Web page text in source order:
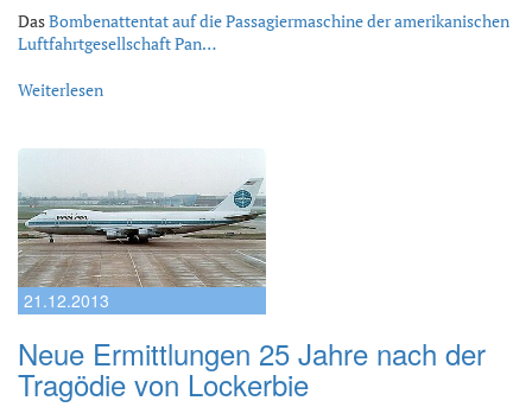
DasBombenattentat auf die Passagiermaschine der amerikanischen
Luftfahrtgesellschaft Pan…
Weiterlesen
21.12.2013
Neue Ermittlungen 25 Jahre nach der
Tragödie von Lockerbie